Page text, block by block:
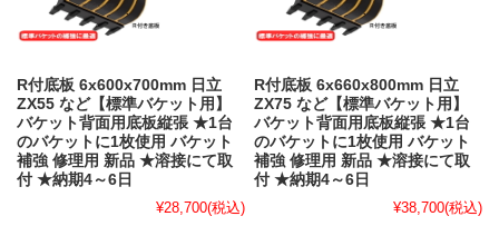
R付底板 6x600x700mm 日立
ZX55 など【標準バケット用】
バケット背面用底板縦張 ★1台
のバケットに1枚使用 バケット
補強 修理用 新品 ★溶接にて取
付 ★納期4～6日
¥28,700(税込)
R付底板 6x660x800mm 日立
ZX75 など【標準バケット用】
バケット背面用底板縦張 ★1台
のバケットに1枚使用 バケット
補強 修理用 新品 ★溶接にて取
付 ★納期4～6日
¥38,700(税込)